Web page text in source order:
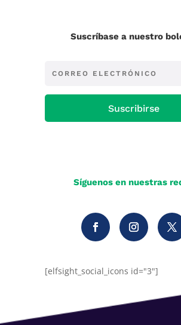
Suscríbase a nuestro
Suscribirse
Síguenos en nuestras
[elfsight_social_icons id="3"]